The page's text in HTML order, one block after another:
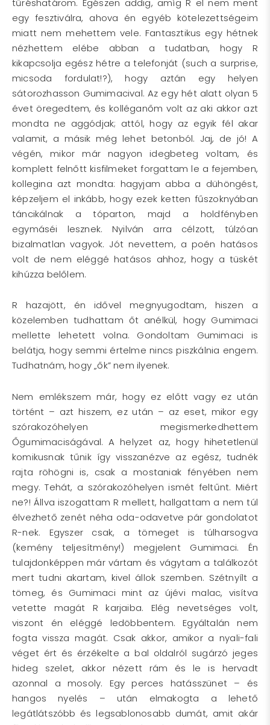
tűréshatárom. Egészen addig, amíg R el nem ment
egy fesztiválra, ahova én egyéb kötelezettségeim
miatt nem mehettem vele. Fantasztikus egy hétnek
nézhettem elébe abban a tudatban, hogy R
kikapcsolja egész hétre a telefonját (such a surprise,
micsoda fordulat!?), hogy aztán egy helyen
sátorozhasson Gumimacival. Az egy hét alatt olyan 5
évet öregedtem, és kolléganőm volt az aki akkor azt
mondta ne aggódjak; attól, hogy az egyik fél akar
valamit, a másik még lehet betonból. Jaj, de jó! A
végén, mikor már nagyon idegbeteg voltam, és
komplett felnőtt kisfilmeket forgattam le a fejemben,
kollegina azt mondta: hagyjam abba a dühöngést,
képzeljem el inkább, hogy ezek ketten fűszoknyában
táncikálnak a tóparton, majd a holdfényben
egymáséi lesznek. Nyilván arra célzott, túlzóan
bizalmatlan vagyok. Jót nevettem, a poén hatásos
volt de nem eléggé hatásos ahhoz, hogy a tüskét
kihúzza belőlem.
R hazajött, én idővel megnyugodtam, hiszen a
közelemben tudhattam őt anélkül, hogy Gumimaci
mellette lehetett volna. Gondoltam Gumimaci is
belátja, hogy semmi értelme nincs piszkálnia engem.
Tudhatnám, hogy „ők” nem ilyenek.
Nem emlékszem már, hogy ez előtt vagy ez után
történt – azt hiszem, ez után – az eset, mikor egy
szórakozóhelyen megismerkedhettem
Őgumimaciságával. A helyzet az, hogy hihetetlenül
komikusnak tűnik így visszanézve az egész, tudnék
rajta röhögni is, csak a mostaniak fényében nem
megy. Tehát, a szórakozóhelyen ismét feltűnt. Miért
ne?! Állva iszogattam R mellett, hallgattam a nem túl
élvezhető zenét néha oda-odavetve pár gondolatot
R-nek. Egyszer csak, a tömeget is túlharsogva
(kemény teljesítmény!) megjelent Gumimaci. Én
tulajdonképpen már vártam és vágytam a találkozót
mert tudni akartam, kivel állok szemben. Szétnyílt a
tömeg, és Gumimaci mint az újévi malac, visítva
vetette magát R karjaiba. Elég nevetséges volt,
viszont én eléggé ledöbbentem. Egyáltalán nem
fogta vissza magát. Csak akkor, amikor a nyali-fali
véget ért és érzékelte a bal oldalról sugárzó jeges
hideg szelet, akkor nézett rám és le is hervadt
azonnal a mosoly. Egy perces hatásszünet – és
hangos nyelés – után elmakogta a lehető
legátlátszóbb és legsablonosabb dumát, amit akár